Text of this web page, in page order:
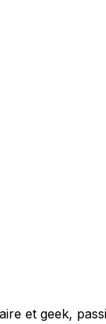
et geek,